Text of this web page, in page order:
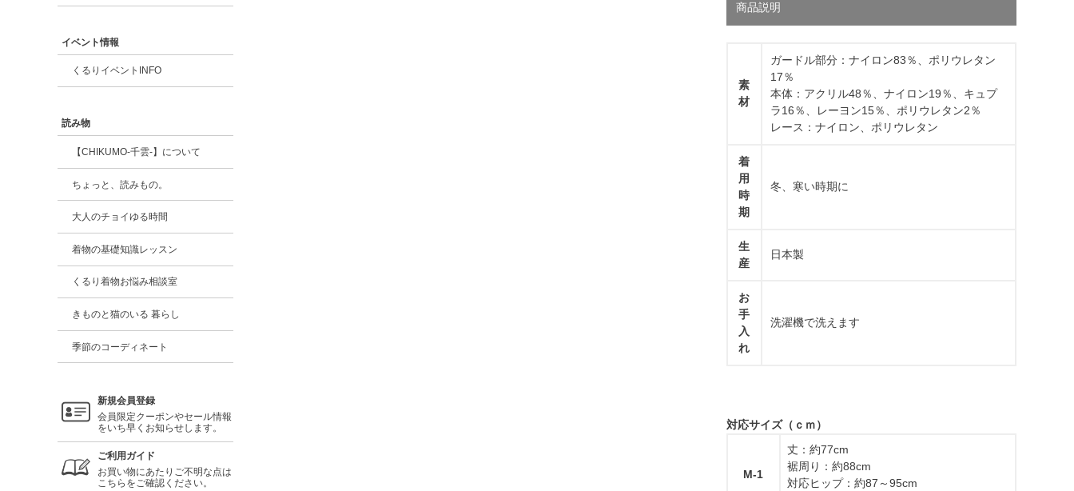
イベント情報
くるりイベントINFO
読み物
【CHIKUMO-千雲-】について
ちょっと、読みもの。
大人のチョイゆる時間
着物の基礎知識レッスン
くるり着物お悩み相談室
きものと猫のいる 暮らし
季節のコーディネート
新規会員登録
会員限定クーポンやセール情報
をいち早くお知らせします。
ご利用ガイド
お買い物にあたりご不明な点は
こちらをご確認ください。
商品説明
素
材
ガードル部分：ナイロン83％、ポリウレタン
17％
本体：アクリル48％、ナイロン19％、キュプ
ラ16％、レーヨン15％、ポリウレタン2％
レース：ナイロン、ポリウレタン
着
用
時
期
冬、寒い時期に
生
産
日本製
お
手
入
れ
洗濯機で洗えます
対応サイズ（ｃｍ）
M-1
丈：約77cm
裾周り：約88cm
対応ヒップ：約87～95cm